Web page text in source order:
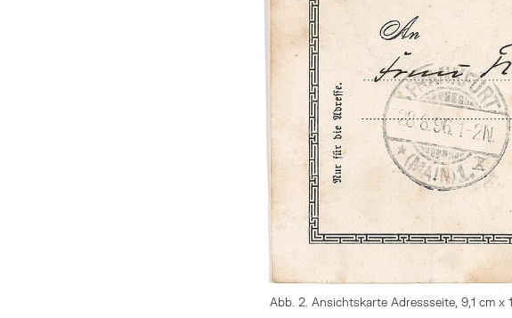
Abb. 2. Ansichtskarte Adressseite, 9,1 cm